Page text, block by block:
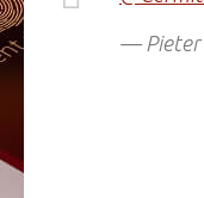
— Pieter